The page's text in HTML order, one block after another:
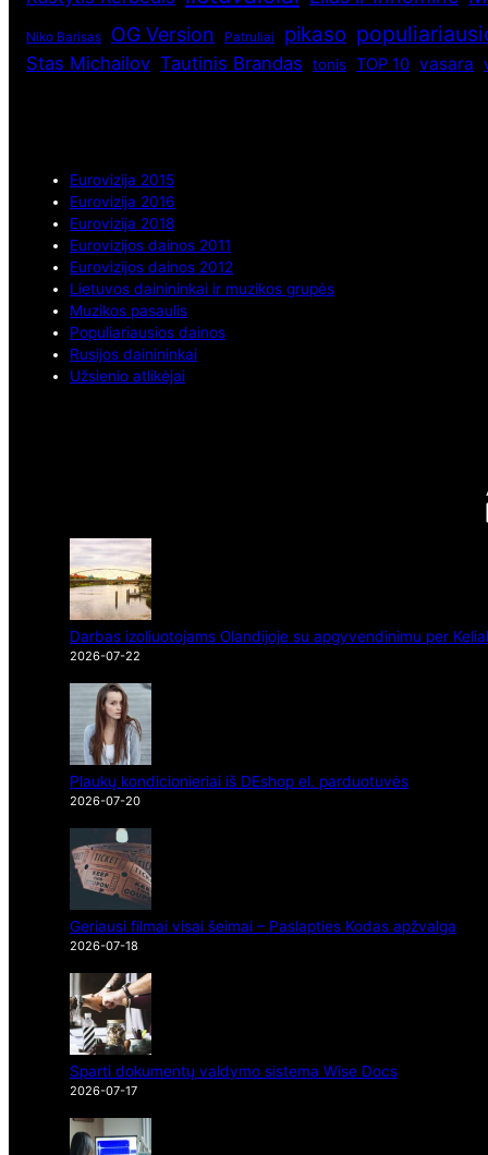
Niko Barisas OG Version Patruliai pikaso
Stas Michailov Tautinis Brandas tonis TOP 10 vasara
Eurovizija 2015
Eurovizija 2016
Eurovizija 2018
Eurovizijos dainos 2011
Eurovizijos dainos 2012
Lietuvos dainininkai ir muzikos grupės
Muzikos pasaulis
Populiariausios dainos
Rusijos dainininkai
Užsienio atlikėjai
Darbas izoliuotojams Olandijoje su apgyvendinimu per
2026-07-22
Plaukų kondicionieriai iš DEshop el. parduotuvės
2026-07-20
Geriausi filmai visai šeimai – Paslapties Kodas apžvalga
2026-07-18
Sparti dokumentų valdymo sistema Wise Docs
2026-07-17